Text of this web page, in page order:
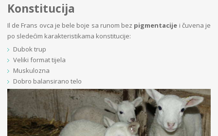
Konstitucija
Il de Frans ovca je bele boje sa runom bez pigmentacije i čuvena je
po sledećim karakteristikama konstitucije:
Dubok trup
Veliki format tijela
Muskulozna
Dobro balansirano telo